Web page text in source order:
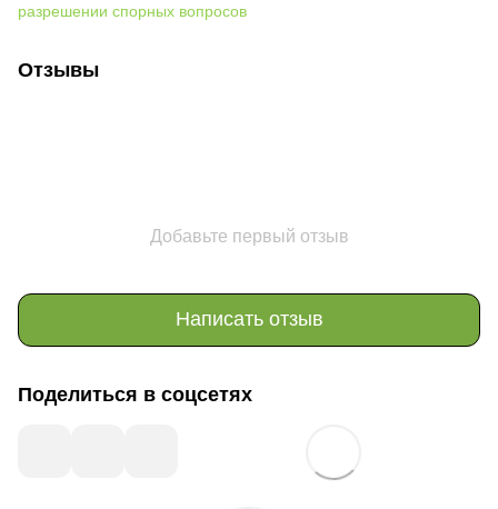
разрешении спорных вопросов
Отзывы
Добавьте первый отзыв
Написать отзыв
Поделиться в соцсетях